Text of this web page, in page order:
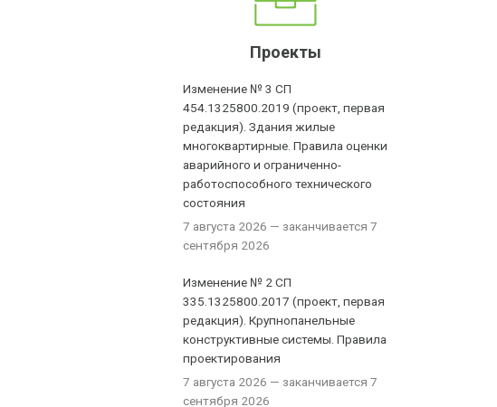
Проекты
Изменение № 3 СП
454.1325800.2019 (проект, первая
редакция). Здания жилые
многоквартирные. Правила оценки
аварийного и ограниченно-
работоспособного технического
состояния
7 августа 2026 — заканчивается 7
сентября 2026
Изменение № 2 СП
335.1325800.2017 (проект, первая
редакция). Крупнопанельные
конструктивные системы. Правила
проектирования
7 августа 2026 — заканчивается 7
сентября 2026